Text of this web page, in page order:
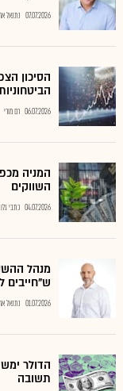
07.07.2026 נתנאל
הסיכון
06.07.2026 רם מורי
המניה
השווקים
04.07.2026 כתבי
ש"חייבים
01.07.2026 נתנאל
הדולר
תשובה